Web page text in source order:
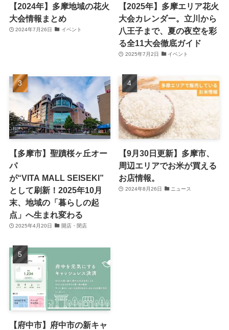
【2024年】多摩地域の花火
大会情報まとめ
2024年7月26日 イベント
【2025年】多摩エリア花火
大会カレンダー。立川から
八王子まで、夏の夜空を彩
る全11大会徹底ガイド
2025年7月2日 イベント
【多摩市】聖蹟桜ヶ丘オー
パ
が“VITA MALL SEISEKI”
として刷新！2025年10月
末、地域の「暮らしの起
点」へ生まれ変わる
2025年4月20日 開店・閉店
【9月30日更新】多摩市、
周辺エリアでお米が買える
お店情報。
2024年8月26日 ニュース
【府中市】府中市の新キャ